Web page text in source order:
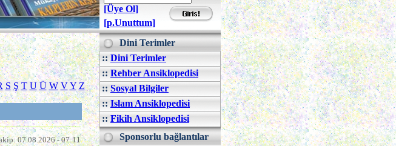
[Üye Ol]
[p.Unuttum]
Dini Terimler
:: Dini Terimler
:: Rehber Ansiklopedisi
:: Sosyal Bilgiler
:: Islam Ansiklopedisi
:: Fikih Ansiklopedisi
Sponsorlu bağlantılar
S Ş T U Ü W V Y Z
07.08.2026 - 07:11